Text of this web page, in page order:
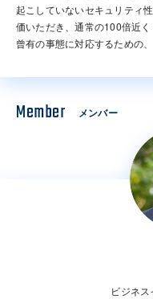
起こしていないセキュリティ
価いただき、通常の100倍近
曾有の事態に対応するための
Member メンバー
ビジネ